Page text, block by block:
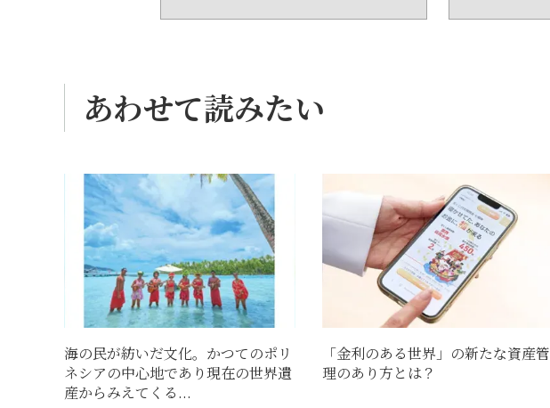
あわせて読みたい
海の民が紡いだ文化。かつてのポリ
ネシアの中心地であり現在の世界遺
産からみえてくる...
「金利のある世界」の新たな資産管
理のあり方とは？